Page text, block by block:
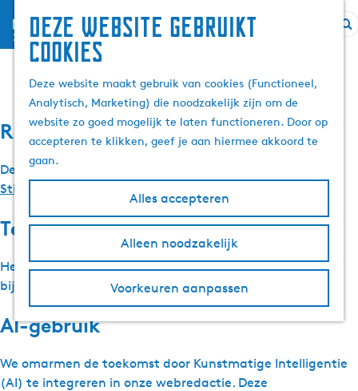
Deze website gebruikt
cookies
Deze website maakt gebruik van cookies (Functioneel,
Analytisch, Marketing) die noodzakelijk zijn om de
website zo goed mogelijk te laten functioneren. Door op
accepteren te klikken, geef je aan hiermee akkoord te
gaan.
Alles accepteren
Alleen noodzakelijk
Voorkeuren aanpassen
menu
G
a
n
a
a
r
e
o
p
e
Redactie
De redactie van Merkfryslan.nl wordt gevormd door
Stichting Merk Fryslân
Tekst en beeld
Het copyright van tekst en beeld op deze site berust
bij Merk Fryslân en haar fotografen.
AI-gebruik
We omarmen de toekomst door Kunstmatige Intelligentie
(AI) te integreren in onze webredactie. Deze